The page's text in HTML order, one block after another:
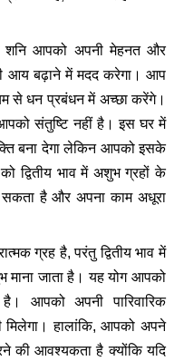
आपको अपनी मेहनत और
आय बढ़ाने में मदद करेगा। आप
से धन प्रबंधन में अच्छा करेंगे।
संतुष्टि नहीं है। इस घर में
बना देगा लेकिन आपको इसके
द्वितीय भाव में अशुभ ग्रहों के
है और अपना काम अधूरा
ग्रह है, परंतु द्वितीय भाव में
माना जाता है। यह योग आपको
आपको अपनी पारिवारिक
मिलेगा। हालांकि, आपको अपने
की आवश्यकता है क्योंकि यदि